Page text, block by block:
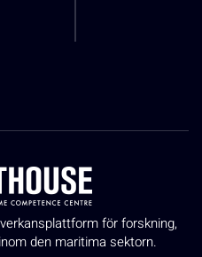
för forskning,
den maritima sektorn.